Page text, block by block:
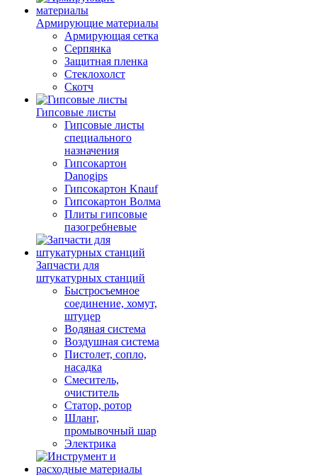
Армирующие материалы
Армирующая сетка
Серпянка
Защитная пленка
Стеклохолст
Скотч
Гипсовые листы
Гипсовые листы
специального
назначения
Гипсокартон
Danogips
Гипсокартон Knauf
Гипсокартон Волма
Плиты гипсовые
пазогребневые
Запчасти для
штукатурных станций
Быстросъемное
соединение, хомут,
штуцер
Водяная система
Воздушная система
Пистолет, сопло,
насадка
Смеситель,
очиститель
Статор, ротор
Шланг,
промывочный шар
Электрика